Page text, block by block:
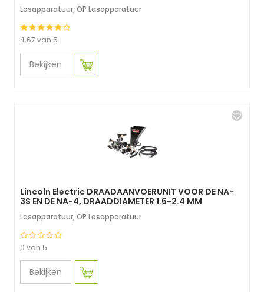
Lasapparatuur, OP Lasapparatuur
4.67 van 5
Bekijken
Lincoln Electric DRAADAANVOERUNIT VOOR DE NA-
3S EN DE NA-4, DRAADDIAMETER 1.6-2.4 MM
Lasapparatuur, OP Lasapparatuur
0 van 5
Bekijken